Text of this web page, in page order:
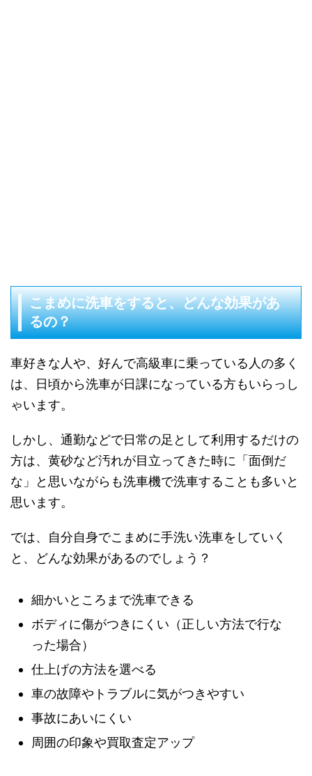
こまめに洗車をすると、どんな効果があ
るの？
車好きな人や、好んで高級車に乗っている人の多く
は、日頃から洗車が日課になっている方もいらっし
ゃいます。
しかし、通勤などで日常の足として利用するだけの
方は、黄砂など汚れが目立ってきた時に「面倒だ
な」と思いながらも洗車機で洗車することも多いと
思います。
では、自分自身でこまめに手洗い洗車をしていく
と、どんな効果があるのでしょう？
細かいところまで洗車できる
ボディに傷がつきにくい（正しい方法で行な
った場合）
仕上げの方法を選べる
車の故障やトラブルに気がつきやすい
事故にあいにくい
周囲の印象や買取査定アップ